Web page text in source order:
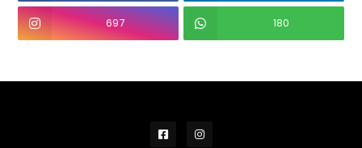
697 180